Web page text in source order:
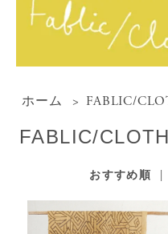
ホーム > FABLIC/
FABLIC/
おすすめ順